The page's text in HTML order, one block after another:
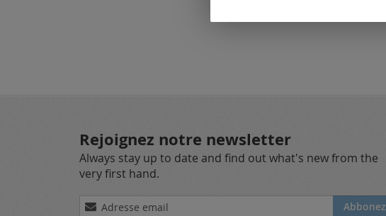
Rejoignez notre newsletter
Always stay up to date and find out what's new from the
very first hand.
Inscription
Abbonez